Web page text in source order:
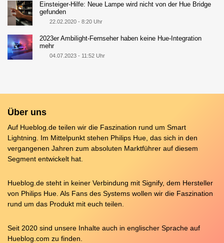
Einsteiger-Hilfe: Neue Lampe wird nicht von der Hue Bridge
gefunden
22.02.2020 - 8:20 Uhr
2023er Ambilight-Fernseher haben keine Hue-Integration
mehr
04.07.2023 - 11:52 Uhr
Über uns
Auf Hueblog.de teilen wir die Faszination rund um Smart
Lightning. Im Mittelpunkt stehen Philips Hue, das sich in den
vergangenen Jahren zum absoluten Marktführer auf diesem
Segment entwickelt hat.
Hueblog.de steht in keiner Verbindung mit Signify, dem Hersteller
von Philips Hue. Als Fans des Systems wollen wir die Faszination
rund um das Produkt mit euch teilen.
Seit 2020 sind unsere Inhalte auch in englischer Sprache auf
Hueblog.com zu finden.